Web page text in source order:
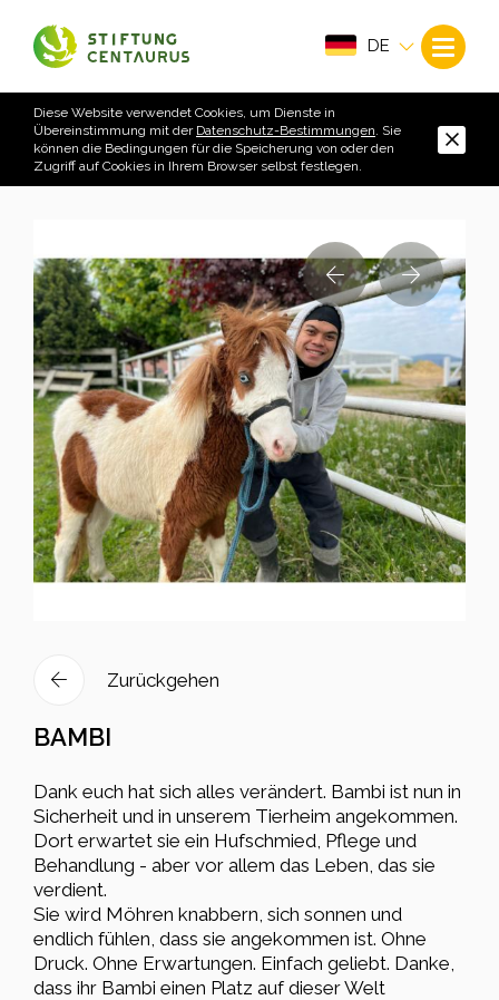
DE
Diese Website verwendet Cookies, um Dienste in
Übereinstimmung mit der Datenschutz-Bestimmungen. Sie
können die Bedingungen für die Speicherung von oder den
Zugriff auf Cookies in Ihrem Browser selbst festlegen.
Zurückgehen
BAMBI
Dank euch hat sich alles verändert. Bambi ist nun in
Sicherheit und in unserem Tierheim angekommen.
Dort erwartet sie ein Hufschmied, Pflege und
Behandlung - aber vor allem das Leben, das sie
verdient.
Sie wird Möhren knabbern, sich sonnen und
endlich fühlen, dass sie angekommen ist. Ohne
Druck. Ohne Erwartungen. Einfach geliebt. Danke,
dass ihr Bambi einen Platz auf dieser Welt